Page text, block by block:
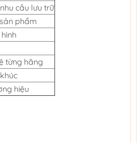
cầu lưu trữ
phẩm
từng hãng
hiệu